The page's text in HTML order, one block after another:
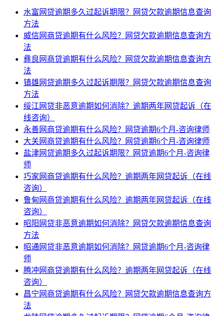
水富网贷逾期多久过起诉期限？网贷欠款逾期信息查询
方法
威信网商贷逾期有什么风险？网贷欠款逾期信息查询方
法
彝良网商贷逾期有什么风险？网贷欠款逾期信息查询方
法
镇雄网贷逾期多久过起诉期限？网贷欠款逾期信息查询
方法
绥江网贷非恶意逾期如何消除？逾期两年网贷起诉（在
线咨询）
永善网商贷逾期有什么风险？网贷逾期6个月-咨询律师
大关网商贷逾期有什么风险？网贷逾期6个月-咨询律师
盐津网贷逾期多久过起诉期限？网贷逾期6个月-咨询律
师
巧家网商贷逾期有什么风险？逾期两年网贷起诉（在线
咨询）
鲁甸网商贷逾期有什么风险？逾期两年网贷起诉（在线
咨询）
昭阳网贷非恶意逾期如何消除？网贷欠款逾期信息查询
方法
昭通网贷非恶意逾期如何消除？网贷逾期6个月-咨询律
师
腾冲网商贷逾期有什么风险？逾期两年网贷起诉（在线
咨询）
昌宁网商贷逾期有什么风险？网贷欠款逾期信息查询方
法